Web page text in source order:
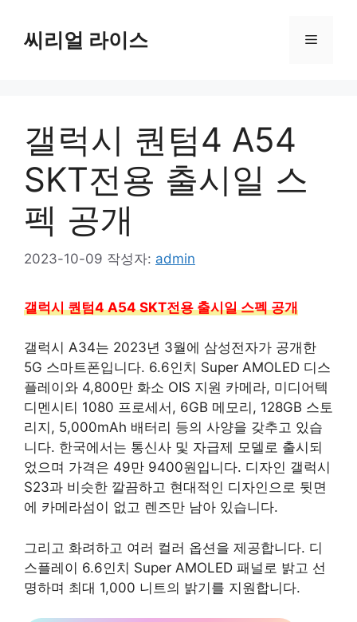
씨리얼 라이스 메
갤럭시 퀀텀4 A54
SKT전용 출시일 스
펙 공개
2023-10-09 작성자: admin
갤럭시 퀀텀4 A54 SKT전용 출시일 스펙 공개
갤럭시 A34는 2023년 3월에 삼성전자가 공개한
5G 스마트폰입니다. 6.6인치 Super AMOLED 디스
플레이와 4,800만 화소 OIS 지원 카메라, 미디어텍
디멘시티 1080 프로세서, 6GB 메모리, 128GB 스토
리지, 5,000mAh 배터리 등의 사양을 갖추고 있습
니다. 한국에서는 통신사 및 자급제 모델로 출시되
었으며 가격은 49만 9400원입니다. 디자인 갤럭시
S23과 비슷한 깔끔하고 현대적인 디자인으로 뒷면
에 카메라섬이 없고 렌즈만 남아 있습니다.
그리고 화려하고 여러 컬러 옵션을 제공합니다. 디
스플레이 6.6인치 Super AMOLED 패널로 밝고 선
명하며 최대 1,000 니트의 밝기를 지원합니다.